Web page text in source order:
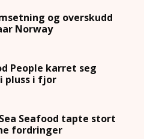
og overskudd
Norway
People karret seg
pluss i fjor
Seafood tapte stort
fordringer